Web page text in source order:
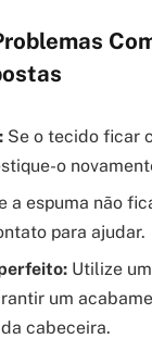
Se o tecido ficar
o
a espuma não
para ajudar.
Utilize
um
cabeceira.